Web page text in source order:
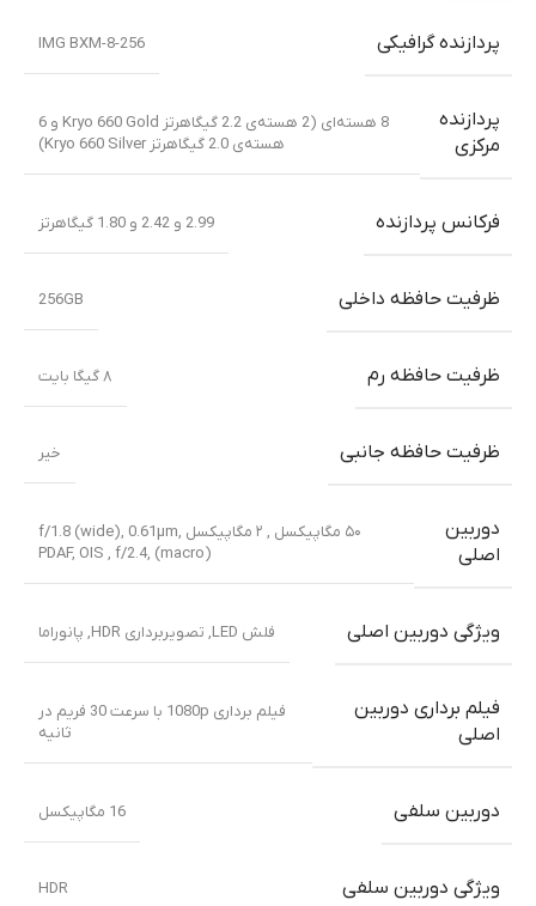
پردازنده گرافیکی IMG BXM-8-256
پردازنده
مرکزی
8 هسته‌ای (2 هسته‌ی 2.2 گیگاهرتز Kryo 660 Gold و 6
هسته‌ی 2.0 گیگاهرتز Kryo 660 Silver)
فرکانس پردازنده 2.99 و 2.42 و 1.80 گیگاهرتز
ظرفیت حافظه داخلی 256GB
ظرفیت حافظه رم ۸ گیگا بایت
ظرفیت حافظه جانبی خیر
دوربین
اصلی
۵۰ مگاپیکسل , ۲ مگاپیکسل f/1.8 (wide), 0.61µm,
PDAF, OIS , f/2.4, (macro)
ویژگی دوربین اصلی فلش LED, تصویربرداری HDR, پانوراما
فیلم برداری دوربین
اصلی
فیلم برداری 1080p با سرعت 30 فریم در
ثانیه
دوربین سلفی 16 مگاپیکسل
ویژگی دوربین سلفی HDR